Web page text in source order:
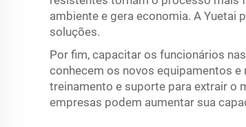
ambiente e gera economia. A Yuetai
soluções.
Por fim, capacitar os funcionários
conhecem os novos equipamentos
treinamento e suporte para extrair o
empresas podem aumentar sua